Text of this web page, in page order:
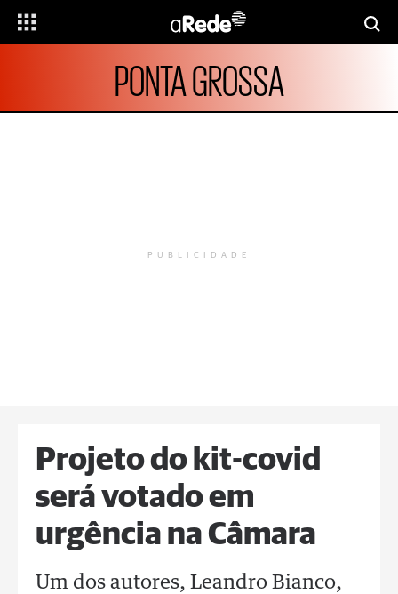
PONTA GROSSA
PUBLICIDADE
Projeto do kit-covid
será votado em
urgência na Câmara
Um dos autores, Leandro Bianco,